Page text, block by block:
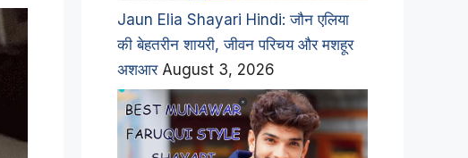
Jaun Elia Shayari Hindi: जौन एलिया
की बेहतरीन शायरी, जीवन परिचय और मशहूर
अशआर August 3, 2026